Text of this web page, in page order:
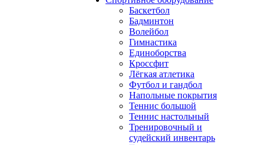
Баскетбол
Бадминтон
Волейбол
Гимнастика
Единоборства
Кроссфит
Лёгкая атлетика
Футбол и гандбол
Напольные покрытия
Теннис большой
Теннис настольный
Тренировочный и
судейский инвентарь